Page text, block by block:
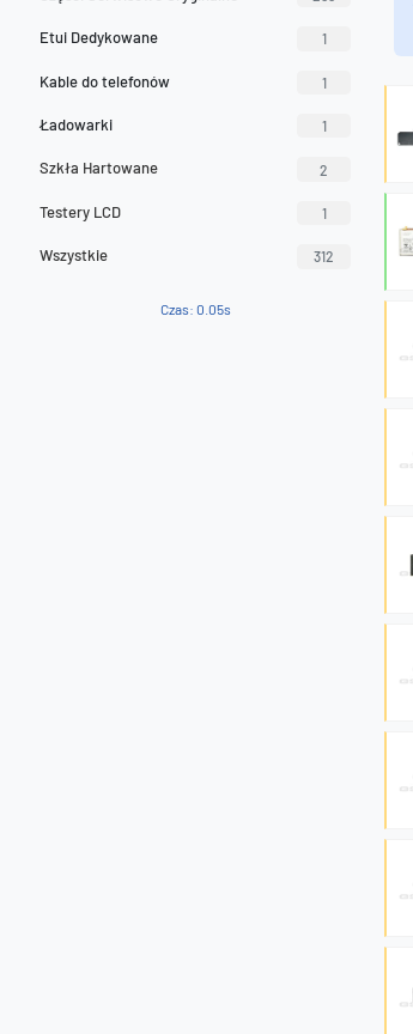
Etui Dedykowane 1
Kable do telefonów 1
Ładowarki 1
Szkła Hartowane 2
Testery LCD 1
Wszystkie 312
Czas: 0.05s